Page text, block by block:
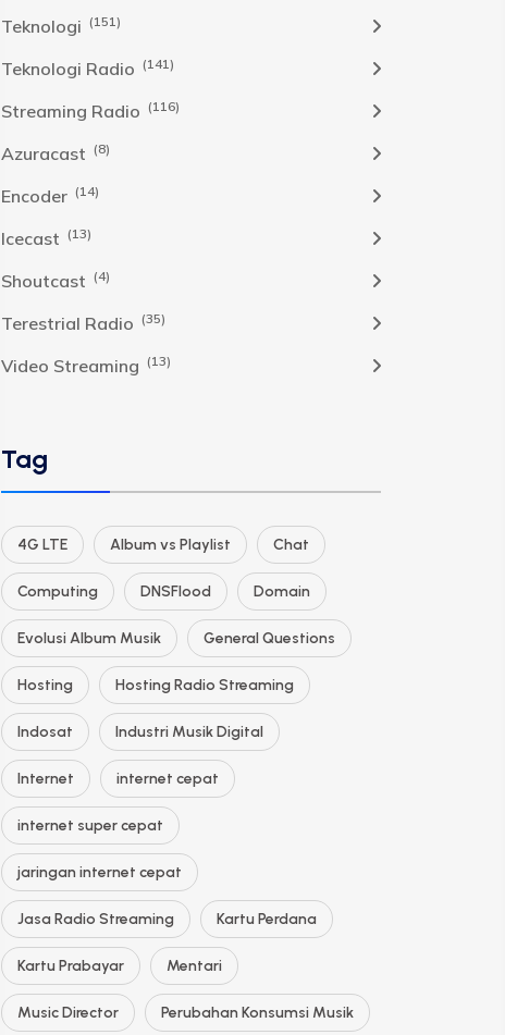
Teknologi (151)
Teknologi Radio (141)
Streaming Radio (116)
Azuracast (8)
Encoder (14)
Icecast (13)
Shoutcast (4)
Terestrial Radio (35)
Video Streaming (13)
Tag
4G LTE Album vs Playlist Chat
Computing DNSFlood Domain
Evolusi Album Musik General Questions
Hosting Hosting Radio Streaming
Indosat Industri Musik Digital
Internet internet cepat
internet super cepat
jaringan internet cepat
Jasa Radio Streaming Kartu Perdana
Kartu Prabayar Mentari
Music Director Perubahan Konsumsi Musik